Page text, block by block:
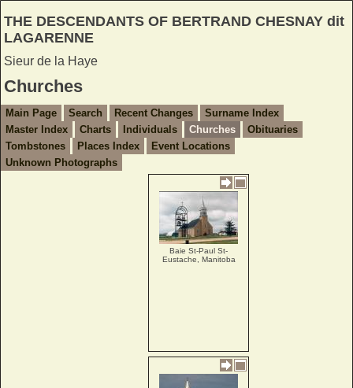
THE DESCENDANTS OF BERTRAND CHESNAY dit
LAGARENNE
Sieur de la Haye
Churches
Main Page Search Recent Changes
Surname Index
Master Index
Charts Individuals Churches
Obituaries
Tombstones
Places Index
Event Locations
Unknown Photographs
Baie St-Paul St-
Eustache, Manitoba